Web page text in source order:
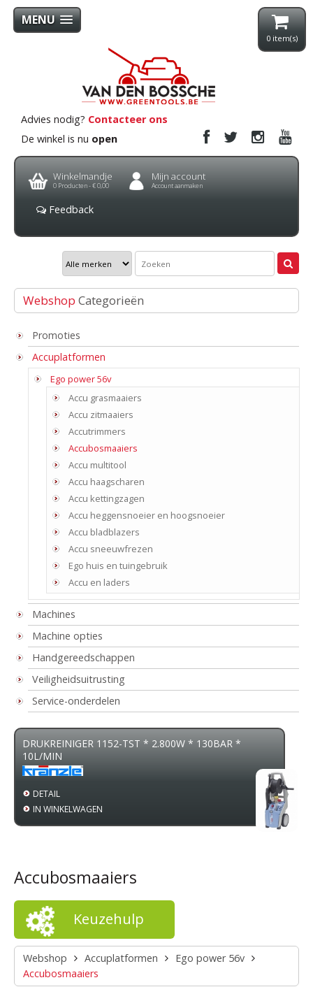
MENU
0 item(s)
Advies nodig? Contacteer ons
De winkel is nu open
Winkelmandje
0 Producten -€ 0,00
Mijn account
Account aanmaken
Feedback
Webshop Categorieën
Promoties
Accuplatformen
Ego power 56v
Accu grasmaaiers
Accu zitmaaiers
Accutrimmers
Accubosmaaiers
Accu multitool
Accu haagscharen
Accu kettingzagen
Accu heggensnoeier en hoogsnoeier
Accu bladblazers
Accu sneeuwfrezen
Ego huis en tuingebruik
Accu en laders
Machines
Machine opties
Handgereedschappen
Veiligheidsuitrusting
Service-onderdelen
DRUKREINIGER 1152-TST * 2.800W * 130BAR *
10L/MIN
DETAIL
IN WINKELWAGEN
Accubosmaaiers
Keuzehulp
Webshop Accuplatformen
Ego power 56v
Accubosmaaiers